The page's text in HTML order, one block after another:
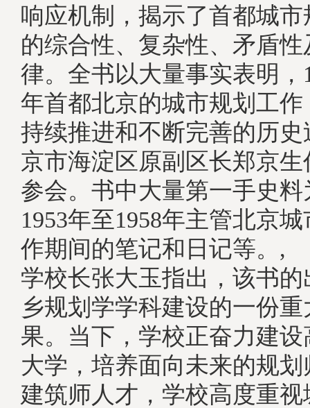
响应机制，揭示了首都城
的综合性、复杂性、矛盾
律。全书以大量事实表明，
年首都北京的城市规划工
持续推进和不断完善的
京市海淀区原副区长郑京
参会。书中大量第一手史
1953年至1958年主管北京
作期间的笔记和日记等
学校长张大玉指出，该书
乡规划学学科建设的一份
果。当下，学校正奋力建
大学，培养面向未来的规
建筑师人才，学校高度重